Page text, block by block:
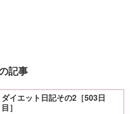
記事
ダイエット日記その2［503日
目］